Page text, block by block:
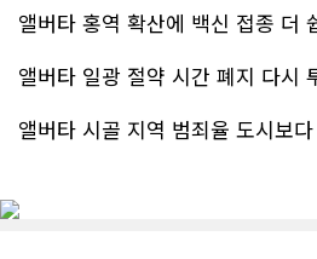
무엇보다 작은 베이스먼트 공간을 밝고 깔끔하면서도 가족 모두가 편하게 사용할 수 있는 공간으로 완성해 주셔서 정말 만족합
베이스먼트 개발을 고민하시는 분들께